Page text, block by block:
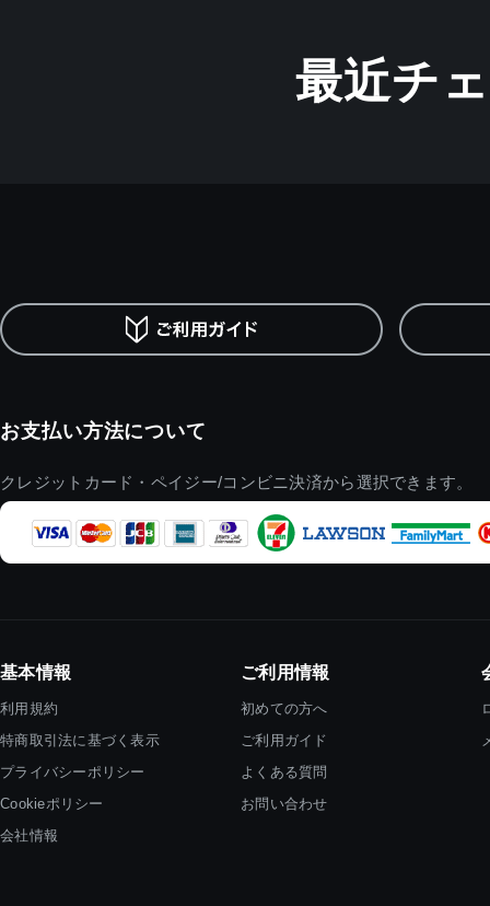
最近チ
お支払い方法について
クレジットカード・ペイジー/コンビニ決済から選択できます。
基本情報
利用規約
特商取引法に基づく表示
プライバシーポリシー
Cookieポリシー
会社情報
ご利用情報
初めての方へ
ご利用ガイド
よくある質問
お問い合わせ